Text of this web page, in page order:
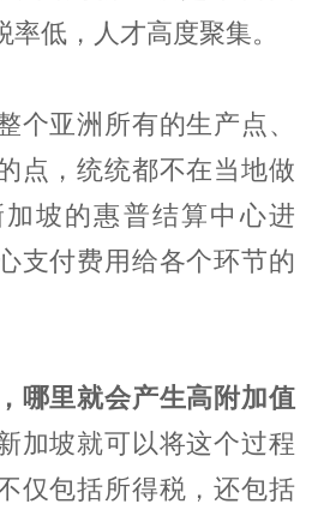
低，人才高度聚集。
个亚洲所有的生产点、
点，统统都不在当地做
坡的惠普结算中心进
支付费用给各个环节的
哪里就会产生高附加值
加坡就可以将这个过程
仅包括所得税，还包括